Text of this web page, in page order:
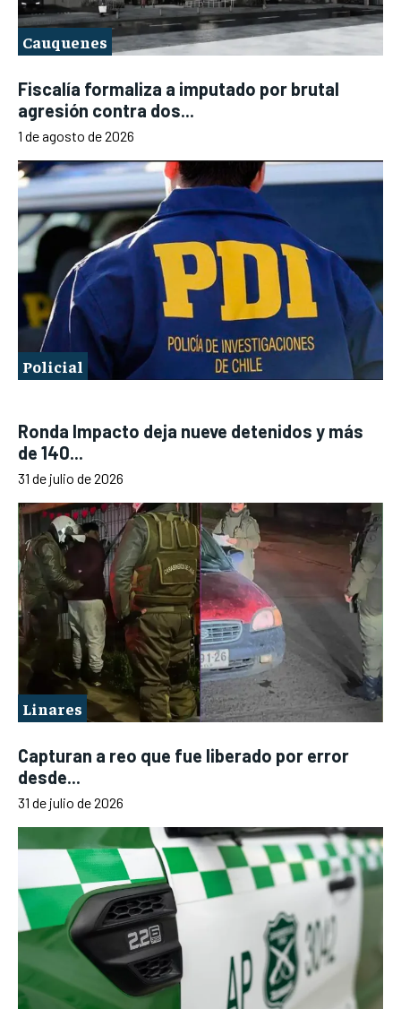
Cauquenes
Fiscalía formaliza a imputado por brutal
agresión contra dos...
1 de agosto de 2026
Policial
Ronda Impacto deja nueve detenidos y más
de 140...
31 de julio de 2026
Linares
Capturan a reo que fue liberado por error
desde...
31 de julio de 2026